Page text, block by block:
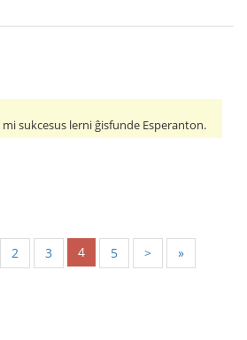
sukcesus lerni ĝisfunde Esperanton.
2 3 4 5 > »